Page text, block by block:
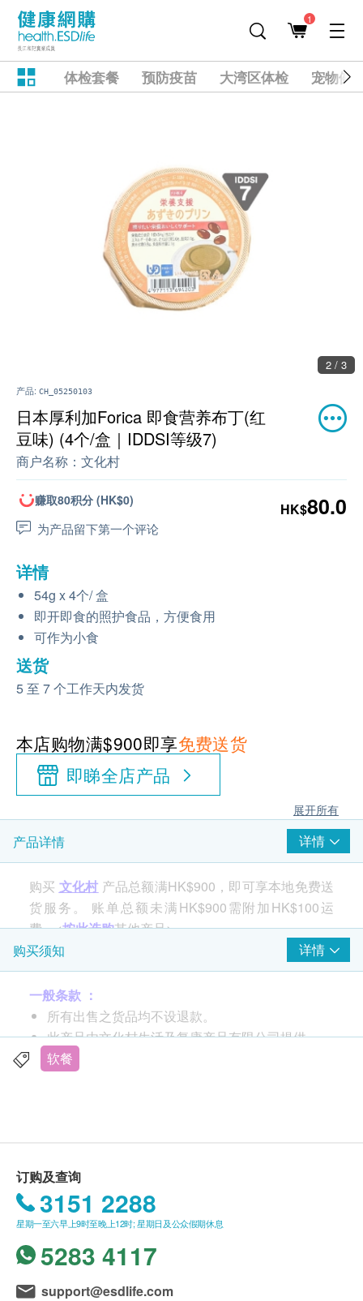
1
体检套餐 预防疫苗 大湾区体检 宠物健
2 / 3
产品: CH_05250103
日本厚利加Forica 即食营养布丁(红
豆味) (4个/盒｜IDDSI等级7)
商户名称： 文化村
赚取80积分 (HK$0)
为产品留下第一个评论
HK$80.0
详情
54g x 4个/ 盒
即开即食的照护食品，方便食用
可作为小食
送货
5 至 7 个工作天内发货
本店购物满$900即享免费送货
即睇全店产品
展开所有
产品详情 详情
购买 文化村 产品总额满HK$900，即可享本地免费送
货服务。 账单总额未满HK$900需附加HK$100运
费。<按此选购其他产品>
产品功能
即开即食的照护食品，方便食用
可作为小食
产品特点
状>
食用方法
开盖即食
规格
购买须知 详情
一般条款 ：
所有出售之货品均不设退款。
此产品由文化村生活及复康产品有限公司提供。
如有任何争议，文化村生活及复康产品有限公司及
费。 如送货至愉景湾须另收取附加费HK$160。
马湾、东涌须另收取桥费HK$40。 长洲、大屿
山、梅窝、贝澳、长沙、塘福、水口、石壁、宝莲
寺、大澳及香港国际机场，须按实际情况报价。
(附加费可能因应货品尺寸及重量而调整)
我们将于确定订单后5-7个工作天内安排发货。
软餐
订购及查询
3151 2288
星期一至六早上9时至晚上12时; 星期日及公众假期休息
5283 4117
support@esdlife.com